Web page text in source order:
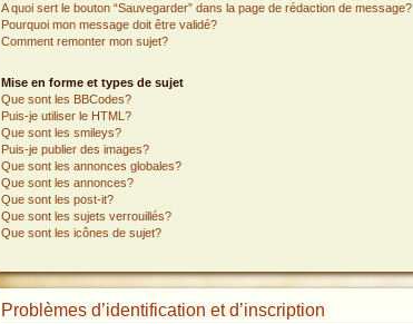
A quoi sert le bouton “Sauvegarder” dans la page de rédaction de message?
Pourquoi mon message doit être validé?
Comment remonter mon sujet?
Mise en forme et types de sujet
Que sont les BBCodes?
Puis-je utiliser le HTML?
Que sont les smileys?
Puis-je publier des images?
Que sont les annonces globales?
Que sont les annonces?
Que sont les post-it?
Que sont les sujets verrouillés?
Que sont les icônes de sujet?
Problèmes d’identification et d’inscription